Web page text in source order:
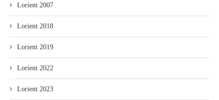
Lorient 2007
Lorient 2018
Lorient 2019
Lorient 2022
Lorient 2023